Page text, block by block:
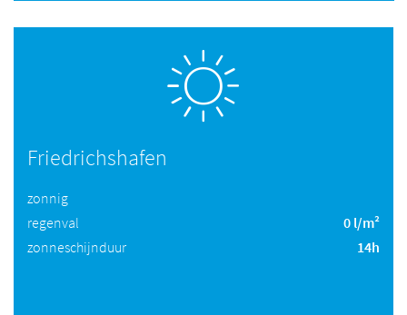
Friedrichshafen
zonnig
regenval
0 l/m²
zonneschijnduur
14h